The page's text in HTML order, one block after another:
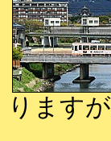
ります